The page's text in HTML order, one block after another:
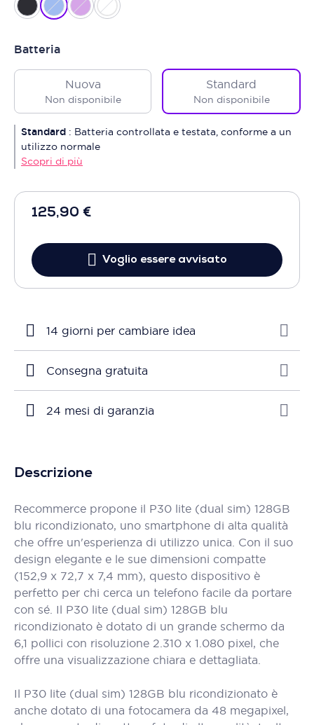
125,90 €
Voglio essere avvisato
Batteria
Nuova
Non disponibile
Standard
Non disponibile
Standard : Batteria controllata e testata, conforme a un
utilizzo normale
Scopri di più
14 giorni per cambiare idea
Consegna gratuita
24 mesi di garanzia
Descrizione
Recommerce propone il P30 lite (dual sim) 128GB
blu ricondizionato, uno smartphone di alta qualità
che offre un'esperienza di utilizzo unica. Con il suo
design elegante e le sue dimensioni compatte
(152,9 x 72,7 x 7,4 mm), questo dispositivo è
perfetto per chi cerca un telefono facile da portare
con sé. Il P30 lite (dual sim) 128GB blu
ricondizionato è dotato di un grande schermo da
6,1 pollici con risoluzione 2.310 x 1.080 pixel, che
offre una visualizzazione chiara e dettagliata.
Il P30 lite (dual sim) 128GB blu ricondizionato è
anche dotato di una fotocamera da 48 megapixel,